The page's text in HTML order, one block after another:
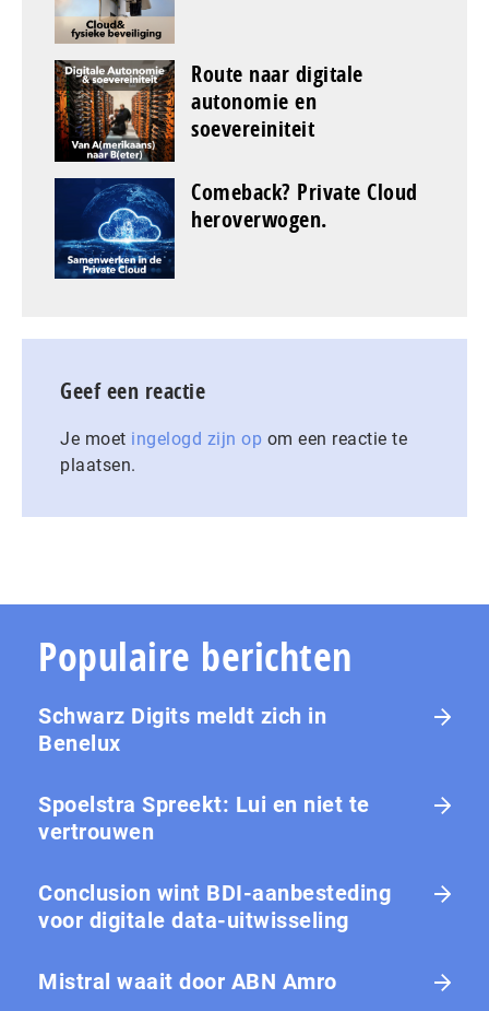
Route naar digitale
autonomie en
soevereiniteit
Comeback? Private Cloud
heroverwogen.
Geef een reactie
Je moet ingelogd zijn op om een reactie te
plaatsen.
Populaire berichten
Schwarz Digits meldt zich in
Benelux
Spoelstra Spreekt: Lui en niet te
vertrouwen
Conclusion wint BDI-aanbesteding
voor digitale data-uitwisseling
Mistral waait door ABN Amro